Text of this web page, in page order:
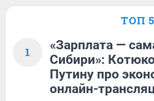
ТОП 5
1
«Зарплата —
Сибири»:
Путину про
онлайн-